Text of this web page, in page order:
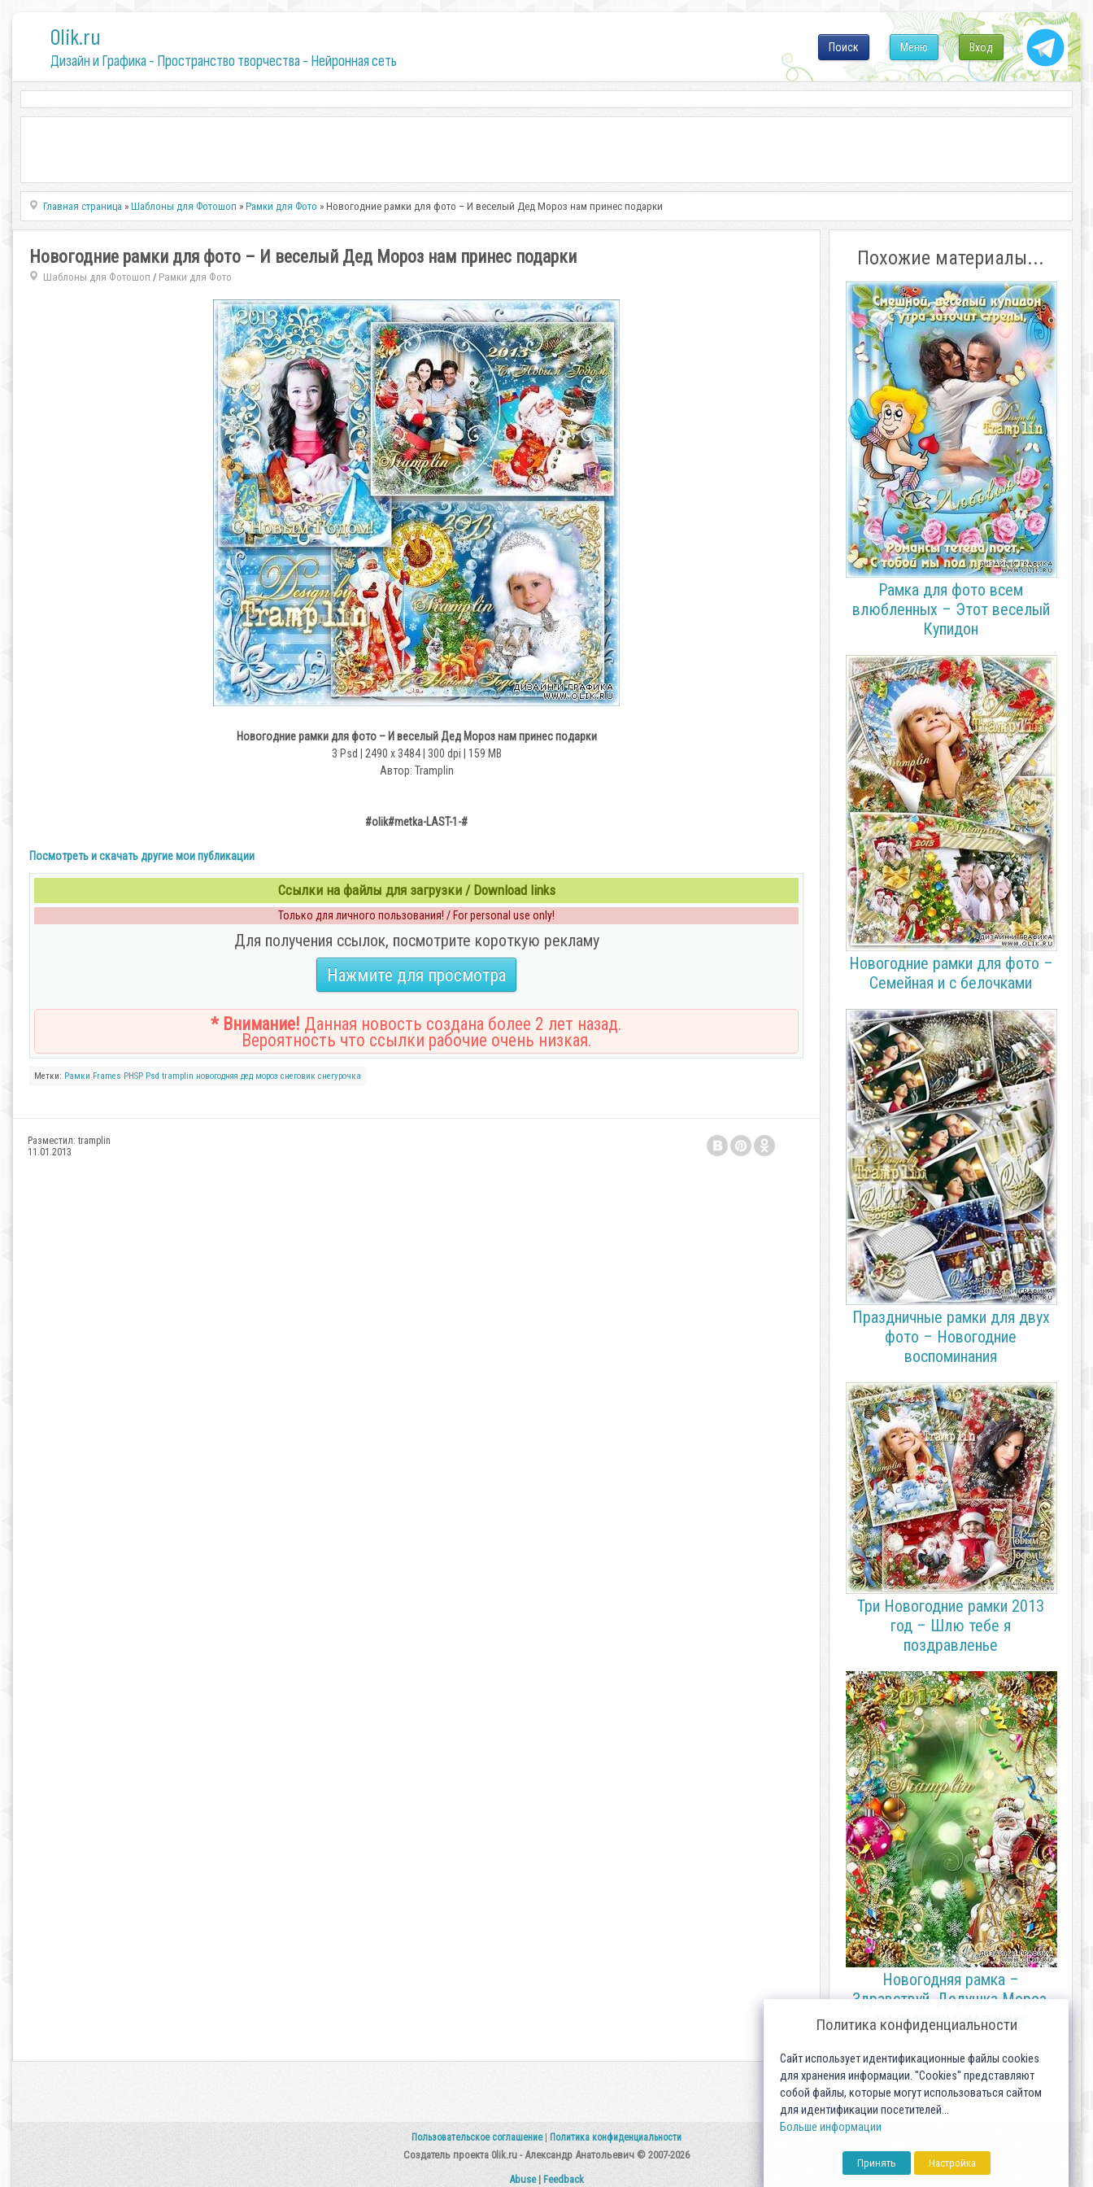
0lik.ru
Дизайн и Графика - Пространство творчества - Нейронная сеть
Вход
Меню
Поиск
Главная страница »Шаблоны для Фотошоп »Рамки для Фото » Новогодние рамки для фото – И веселый Дед Мороз нам принес подарки
Новогодние рамки для фото – И веселый Дед Мороз нам принес подарки
Шаблоны для Фотошоп / Рамки для Фото
Новогодние рамки для фото – И веселый Дед Мороз нам принес подарки
3 Psd | 2490 x 3484 | 300 dpi | 159 MB
Автор: Tramplin
#olik#metka-LAST-1-#
Посмотреть и скачать другие мои публикации
Ссылки на файлы для загрузки / Download links
Только для личного пользования! / For personal use only!
Для получения ссылок, посмотрите короткую рекламу
Нажмите для просмотра
* Внимание! Данная новость создана более 2 лет назад.
Вероятность что ссылки рабочие очень низкая.
Метки: Рамки Frames PHSP Psd tramplin новогодняя дед мороз снеговик снегурочка
Разместил: tramplin
11.01.2013
Похожие материалы...
Рамка для фото всем
влюбленных – Этот веселый
Купидон
Новогодние рамки для фото –
Семейная и с белочками
Праздничные рамки для двух
фото – Новогодние
воспоминания
Три Новогодние рамки 2013
год – Шлю тебе я
поздравленье
Новогодняя рамка –
Здравствуй, Дедушка Мороз,
ты подарки нам принес
Пользовательское соглашение Политика конфиденциальности
Создатель проекта 0lik.ru - Александр Анатольевич © 2007-2026
Abuse| Feedback
Политика конфиденциальности
Сайт использует идентификационные файлы cookies
для хранения информации. "Cookies" представляют
собой файлы, которые могут использоваться сайтом
для идентификации посетителей...
Больше информации
Принять Настройка